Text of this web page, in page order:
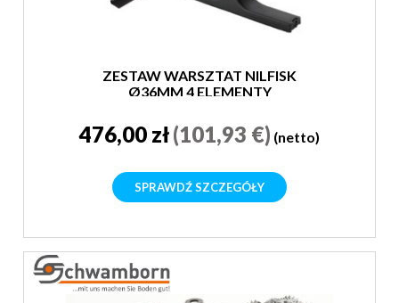
ZESTAW WARSZTAT NILFISK
Ø36MM 4 ELEMENTY
476,00 zł(101,93 €) (netto)
SPRAWDŹ SZCZEGÓŁY